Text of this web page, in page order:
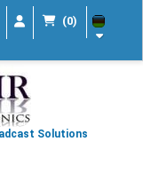
(0)
Solutions